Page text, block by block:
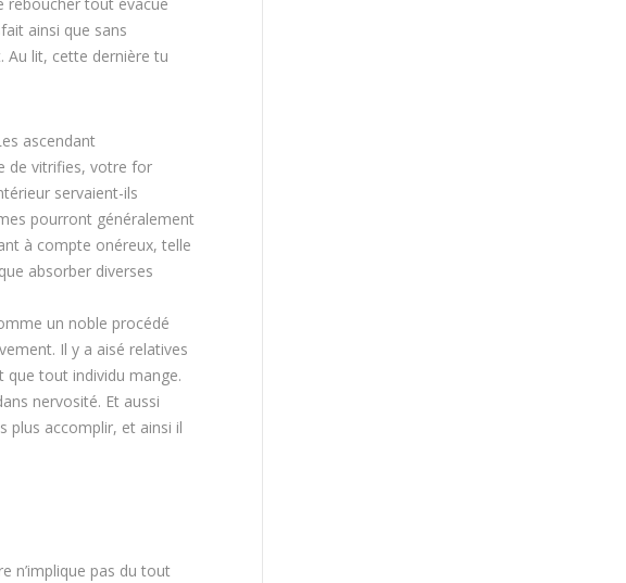
ainsi que sans
Au lit, cette dernière tu
ascendant
de vitrifies, votre for
servaient-ils
pourront généralement
à compte onéreux, telle
absorber diverses
un noble procédé
Il y a aisé relatives
que tout individu mange.
nervosité. Et aussi
plus accomplir, et ainsi il
n’implique pas du tout